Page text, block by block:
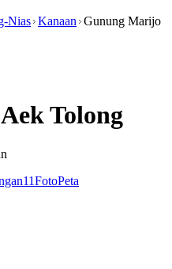
Nias Kanaan Gunung Marijo
Tolong
11FotoPeta